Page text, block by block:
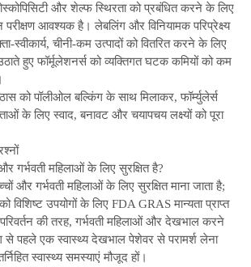
और शेल्फ स्थिरता को प्रबंधित करने के लिए
परीक्षण आवश्यक है। लेबलिंग और विनियामक परिप्रेक्ष्य
स्वीकार्य, चीनी-कम उत्पादों को वितरित करने के लिए
हुए फॉर्मूलेशनर्स को व्यक्तिगत घटक कमियों को कम
को पॉलीओल बल्किंग के साथ मिलाकर, फॉर्म्युलेर्स
के लिए स्वाद, बनावट और चयापचय लक्ष्यों को पूरा
गर्भवती महिलाओं के लिए सुरक्षित है?
और गर्भवती महिलाओं के लिए सुरक्षित माना जाता है;
विशिष्ट उपयोगों के लिए FDA GRAS मान्यता प्राप्त
की तरह, गर्भवती महिलाओं और देखभाल करने
से पहले एक स्वास्थ्य देखभाल पेशेवर से परामर्श लेना
स्वास्थ्य समस्याएं मौजूद हों।